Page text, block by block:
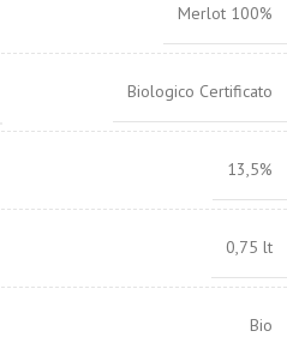
Merlot 100%
Biologico Certificato
13,5%
0,75 lt
Bio